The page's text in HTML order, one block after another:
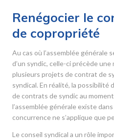
Renégocier le
de copropriété
Au cas où l’assemblée générale
d’un syndic, celle-ci précède
plusieurs projets de contrat de
syndical. En réalité, la possibilité
de contrats de syndic au
l’assemblée générale existe
concurrence ne s’applique que
Le conseil syndical a un rôle